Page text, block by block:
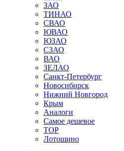
ЗАО
ТИНАО
СВАО
ЮВАО
ЮЗАО
СЗАО
ВАО
ЗЕЛАО
Санкт-Петербург
Новосибирск
Нижний Новгород
Крым
Аналоги
Самое дешевое
TOP
Лотошино